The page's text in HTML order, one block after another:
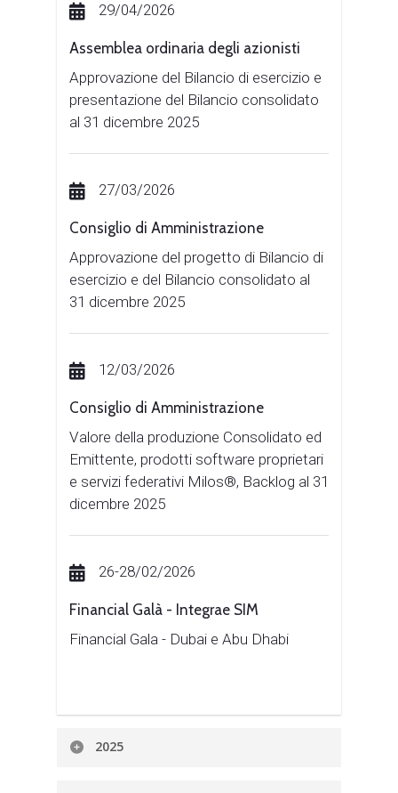
29/04/2026
Assemblea ordinaria degli azionisti
Approvazione del Bilancio di esercizio e
presentazione del Bilancio consolidato
al 31 dicembre 2025
27/03/2026
Consiglio di Amministrazione
Approvazione del progetto di Bilancio di
esercizio e del Bilancio consolidato al
31 dicembre 2025
12/03/2026
Consiglio di Amministrazione
Valore della produzione Consolidato ed
Emittente, prodotti software proprietari
e servizi federativi Milos®, Backlog al 31
dicembre 2025
26-28/02/2026
Financial Galà - Integrae SIM
Financial Gala - Dubai e Abu Dhabi
2025